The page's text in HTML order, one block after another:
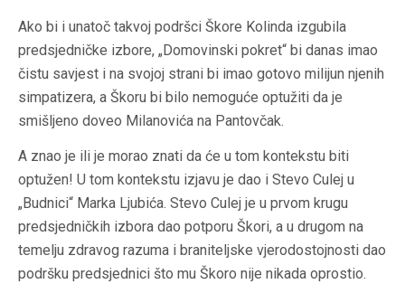
Ako bi i unatoč takvoj podršci Škore Kolinda izgubila
predsjedničke izbore, „Domovinski pokret“ bi danas imao
čistu savjest i na svojoj strani bi imao gotovo milijun njenih
simpatizera, a Škoru bi bilo nemoguće optužiti da je
smišljeno doveo Milanovića na Pantovčak.
A znao je ili je morao znati da će u tom kontekstu biti
optužen! U tom kontekstu izjavu je dao i Stevo Culej u
„Budnici“ Marka Ljubića. Stevo Culej je u prvom krugu
predsjedničkih izbora dao potporu Škori, a u drugom na
temelju zdravog razuma i braniteljske vjerodostojnosti dao
podršku predsjednici što mu Škoro nije nikada oprostio.